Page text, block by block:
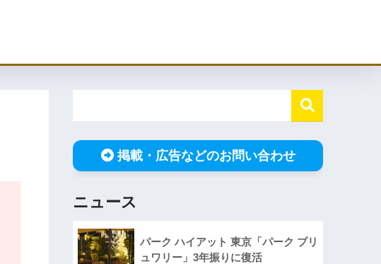
掲載・広告などのお問い合わせ
ニュース
パーク ハイアット 東京「パーク ブリ
ュワリー」3年振りに復活